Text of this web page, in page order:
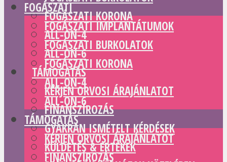
FOGÁSZATI KORONA
ALL-ON-4
ALL-ON-6
TÁMOGATÁS
KÉRJEN ORVOSI ÁRAJÁNLATOT
FINANSZÍROZÁS
GYAKRAN ISMÉTELT KÉRDÉSEK
KÜLDETÉS & ERTÉKEK
FOGÁSZATI
FOGÁSZATI IMPLANTÁTUMOK
FOGÁSZATI BURKOLATOK
FOGÁSZATI KORONA
ALL-ON-4
ALL-ON-6
TÁMOGATÁS
KÉRJEN ORVOSI ÁRAJÁNLATOT
FINANSZÍROZÁS